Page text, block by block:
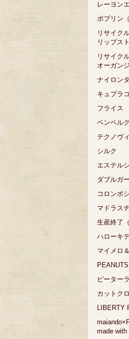
レーヨン
ポプリン
リサイク
リップス
リサイク
オーガン
ナイロン
キュプラ
フライス
ベンベル
テクノヴ
シルク
エステル
ダブルガ
コロンボ
マドラス
生産終了
ハローキ
マイメロ
ピーター
カットク
LIBERTY
made with